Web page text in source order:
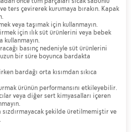
ters çevirerek kurumaya bırakın. Kapak
veya taşımak için kullanmayın.
için ılık süt ürünlerini veya bebek
kullanmayın.
basınç nedeniyle süt ürünlerini
bir süre boyunca bardakta
bardağı orta kısımdan sıkıca
ürünün performansını etkileyebilir.
veya diğer sert kimyasalları içeren
sızdırmayacak şekilde üretilmemiştir ve